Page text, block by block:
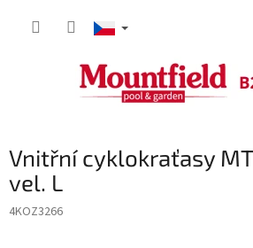
Vnitřní cyklokraťasy
vel. L
4KOZ3266